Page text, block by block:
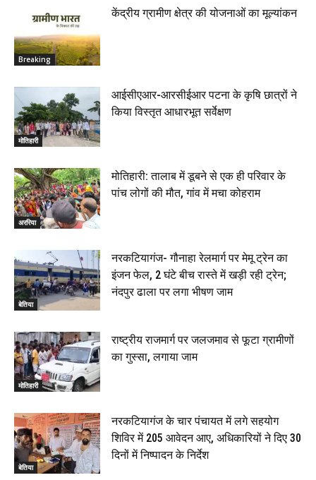
Breaking
केंद्रीय ग्रामीण क्षेत्र की योजनाओं का मूल्यांकन
मोतिहारी
आईसीएआर-आरसीईआर पटना के कृषि छात्रों ने
किया विस्तृत आधारभूत सर्वेक्षण
अररिया
मोतिहारी: तालाब में डूबने से एक ही परिवार के
पांच लोगों की मौत, गांव में मचा कोहराम
बेतिया
नरकटियागंज- गौनाहा रेलमार्ग पर मेमू ट्रेन का
इंजन फेल, 2 घंटे बीच रास्ते में खड़ी रही ट्रेन;
नंदपुर ढाला पर लगा भीषण जाम
मोतिहारी
राष्ट्रीय राजमार्ग पर जलजमाव से फूटा ग्रामीणों
का गुस्सा, लगाया जाम
बेतिया
नरकटियागंज के चार पंचायत में लगे सहयोग
शिविर में 205 आवेदन आए, अधिकारियों ने दिए 30
दिनों में निष्पादन के निर्देश